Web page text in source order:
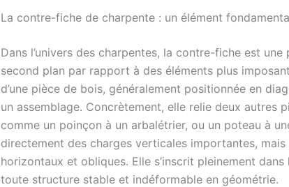
La contre-fiche de charpente : un élément
Dans l’univers des charpentes, la contre-fiche est
second plan par rapport à des éléments plus
d’une pièce de bois, généralement positionnée en
un assemblage. Concrètement, elle relie deux autres
comme un poinçon à un arbalétrier, ou un poteau à
directement des charges verticales importantes,
horizontaux et obliques. Elle s’inscrit pleinement
toute structure stable et indéformable en géométrie.